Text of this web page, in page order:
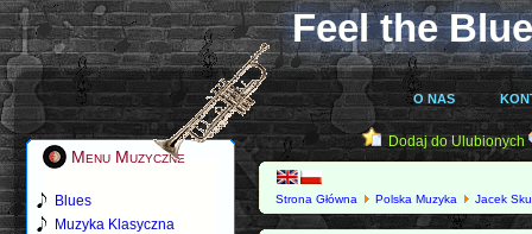
Feel the
O NAS
Menu Muzyczne
Blues
Muzyka Klasyczna
Dodaj do Ulubionych
Strona Główna Polska Muzyka Jacek